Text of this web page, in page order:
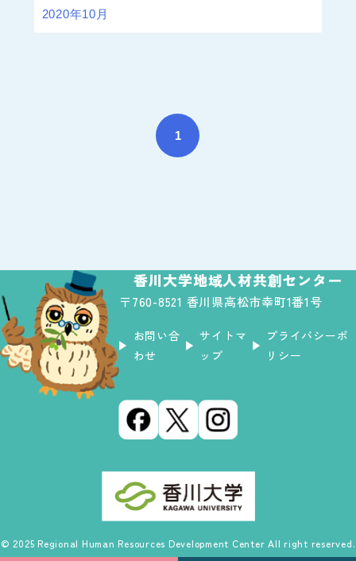
2020年10月
1
香川大学地域人材共創センター
〒760-8521 香川県高松市幸町1番1号
お問い合
わせ
サイトマ
ップ
プライバシーポ
リシー
© 2025 Regional Human Resources Development Center All right reserved.